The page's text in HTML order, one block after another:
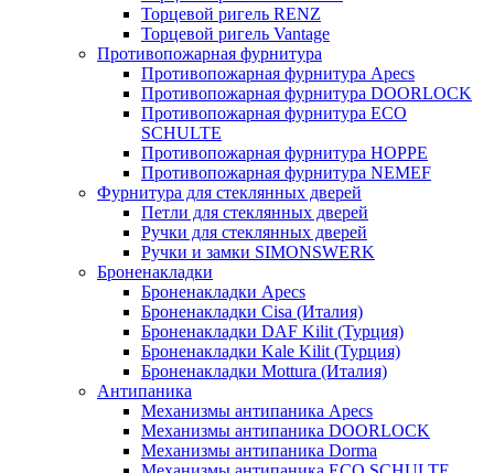
Торцевой ригель RENZ
Торцевой ригель Vantage
Противопожарная фурнитура
Противопожарная фурнитура Apecs
Противопожарная фурнитура DOORLOCK
Противопожарная фурнитура ECO
SCHULTE
Противопожарная фурнитура HOPPE
Противопожарная фурнитура NEMEF
Фурнитура для стеклянных дверей
Петли для стеклянных дверей
Ручки для стеклянных дверей
Ручки и замки SIMONSWERK
Броненакладки
Броненакладки Apecs
Броненакладки Cisa (Италия)
Броненакладки DAF Kilit (Турция)
Броненакладки Kale Kilit (Турция)
Броненакладки Mottura (Италия)
Антипаника
Механизмы антипаника Apecs
Механизмы антипаника DOORLOCK
Механизмы антипаника Dorma